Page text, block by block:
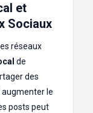
et
Sociaux
réseaux
de
des
augmenter le
posts peut